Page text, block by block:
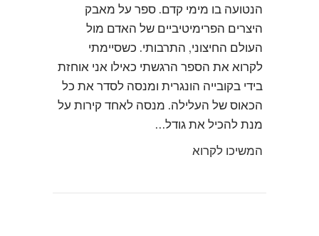
הנטועה בו מימי קדם. ספר על מאבק
היצרים הפרימיטיביים של האדם מול
העולם החיצוני, התרבותי. כשסיימתי
לקרוא את הספר הרגשתי כאילו אני אוחזת
בידי בקובייה הונגרית ומנסה לסדר את כל
הכאוס של העלילה. מנסה לאחד קירות על
מנת להכיל את גודל…
המשיכו לקרוא